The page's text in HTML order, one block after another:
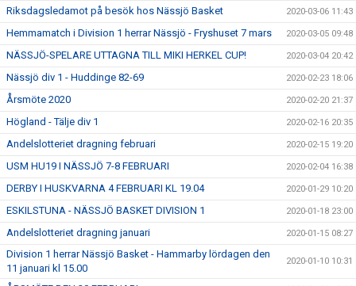
Riksdagsledamot på besök hos Nässjö Basket 2020-03-06 11:43
Hemmamatch i Division 1 herrar Nässjö - Fryshuset 7 mars 2020-03-05 09:48
NÄSSJÖ-SPELARE UTTAGNA TILL MIKI HERKEL CUP! 2020-03-04 20:42
Nässjö div 1 - Huddinge 82-69 2020-02-23 18:06
Årsmöte 2020 2020-02-20 21:37
Högland - Tälje div 1 2020-02-16 20:35
Andelslotteriet dragning februari 2020-02-15 19:20
USM HU19 I NÄSSJÖ 7-8 FEBRUARI 2020-02-04 16:38
DERBY I HUSKVARNA 4 FEBRUARI KL 19.04 2020-01-29 10:20
ESKILSTUNA - NÄSSJÖ BASKET DIVISION 1 2020-01-18 23:00
Andelslotteriet dragning januari 2020-01-15 08:27
Division 1 herrar Nässjö Basket - Hammarby lördagen den
11 januari kl 15.00
2020-01-10 10:31